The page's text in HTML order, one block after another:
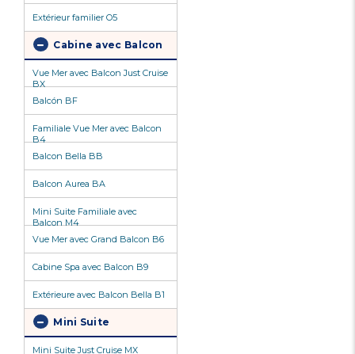
Extérieur familier O5
Cabine avec Balcon
Vue Mer avec Balcon Just Cruise
BX
Balcón BF
Familiale Vue Mer avec Balcon
B4
Balcon Bella BB
Balcon Aurea BA
Mini Suite Familiale avec
Balcon M4
Vue Mer avec Grand Balcon B6
Cabine Spa avec Balcon B9
Extérieure avec Balcon Bella B1
Mini Suite
Mini Suite Just Cruise MX